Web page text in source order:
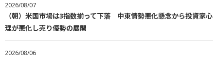
2026/08/07
（朝）米国市場は3指数揃って下落 中東情勢悪化懸念から投資家心
理が悪化し売り優勢の展開
2026/08/06